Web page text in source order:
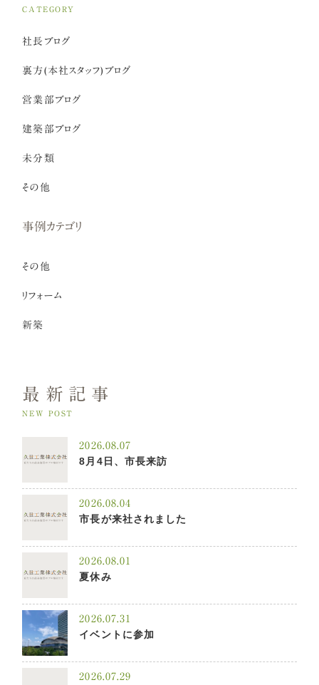
CATEGORY
社長ブログ
裏方(本社スタッフ)ブログ
営業部ブログ
建築部ブログ
未分類
その他
事例カテゴリ
その他
リフォーム
新築
最新記事
NEW POST
2026.08.07
8月4日、市長来訪
2026.08.04
市長が来社されました
2026.08.01
夏休み
2026.07.31
イベントに参加
2026.07.29